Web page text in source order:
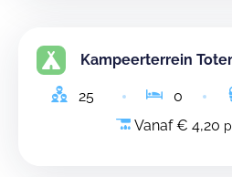
Kampeerterrein
25 0
Vanaf € 4,20